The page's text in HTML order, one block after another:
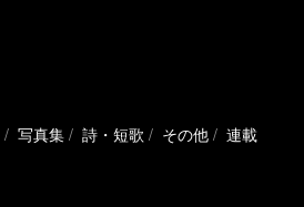
写真集 詩・短歌 その他 連載